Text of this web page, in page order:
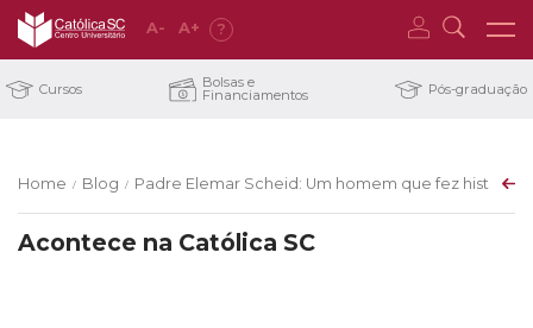
A- A+ ?
Cursos Bolsas e
Financiamentos Pós-graduação
Home / Blog / Padre Elemar Scheid: Um homem que fez história
Acontece na Católica SC